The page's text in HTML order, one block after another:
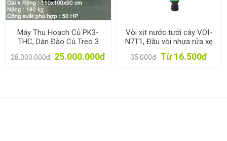
Máy Thu Hoạch Củ PK3-
THC, Dàn Đào Củ Treo 3
Điểm, Thu Khoai Lang, Khoai
Tây, Củ Cải Đa Năng
28.000.000đ 25.000.000đ
Vòi xịt nước tưới cây VOI-
N7T1, Đầu vòi nhựa rửa xe
phun sương đa năng 7 trong
1
35.000đ Từ 16.500đ